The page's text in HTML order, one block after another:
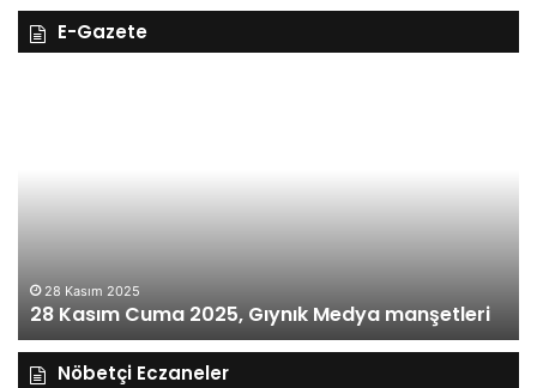
E-Gazete
manşetleri
manşetleri
Nöbetçi Eczaneler